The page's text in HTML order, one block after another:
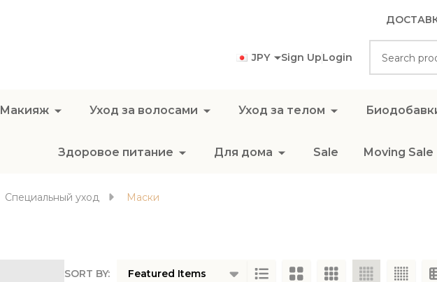
JPY Sign UpLogin
Макияж Уход за волосами Уход за телом
Здоровое питание Для дома Sale Moving Sale
Специальный уход Маски
SORT BY: